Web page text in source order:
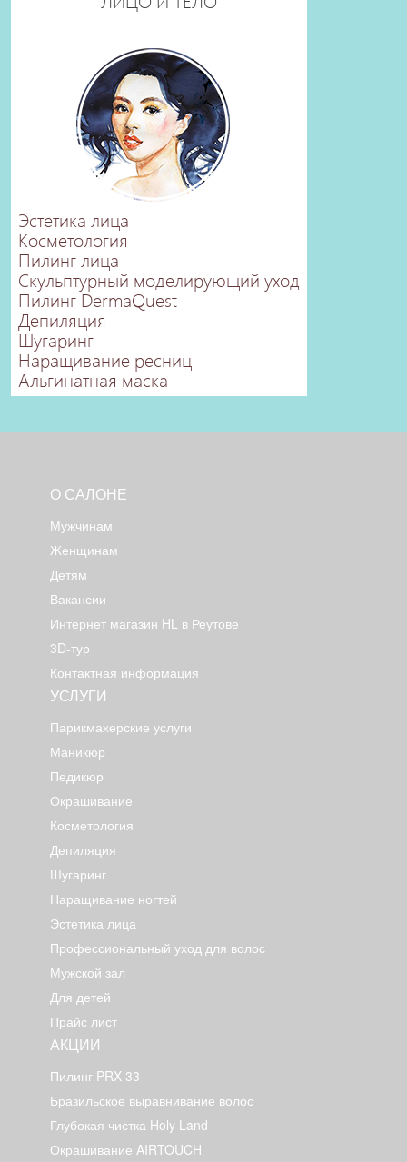
Эстетика лица
Косметология
Пилинг лица
Скульптурный моделирующий уход
Пилинг DermaQuest
Депиляция
Шугаринг
Наращивание ресниц
Альгинатная маска
О САЛОНЕ
Мужчинам
Женщинам
Детям
Вакансии
Интернет магазин HL в Реутове
3D-тур
Контактная информация
УСЛУГИ
Парикмахерские услуги
Маникюр
Педикюр
Окрашивание
Косметология
Депиляция
Шугаринг
Наращивание ногтей
Эстетика лица
Профессиональный уход для волос
Мужской зал
Для детей
Прайс лист
АКЦИИ
Пилинг PRX-33
Бразильское выравнивание волос
Глубокая чистка Holy Land
Окрашивание AIRTOUCH